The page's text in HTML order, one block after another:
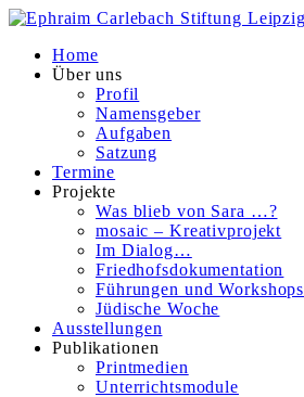
Home
Über uns
Profil
Namensgeber
Aufgaben
Satzung
Termine
Projekte
Was blieb von Sara …?
mosaic – Kreativprojekt
Im Dialog…
Friedhofsdokumentation
Führungen und Workshops
Jüdische Woche
Ausstellungen
Publikationen
Printmedien
Unterrichtsmodule